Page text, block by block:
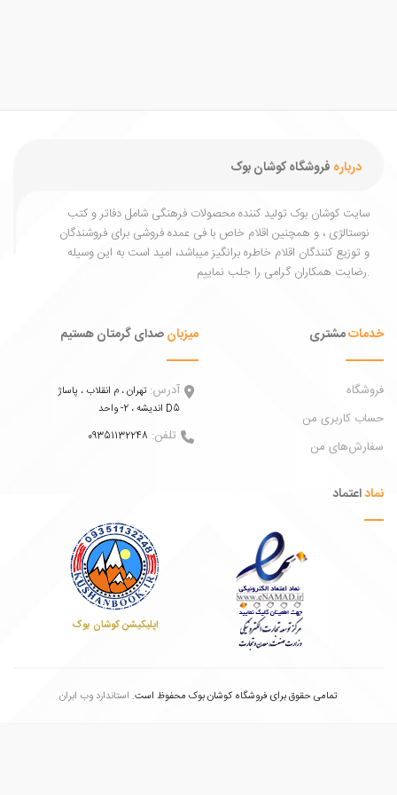
فروشگاه کوشان بوک
کوشان بوک تولید کننده محصولات فرهنگی شامل دفاتر و کتب
، و همچنین اقلام خاص با فی عمده فروشی برای فروشندگان
کنندگان اقلام خاطره برانگیز میباشد، امید است به این وسیله
مشتری
کاربری من
من
صدای گرمتان هستیم
آدرس:تهران ، م انقلاب ، پاساژ
تلفن:09351132248
اپلیکیشن کوشان بوک
تمامی حقوق برای فروشگاه کوشان بوک محفوظ است.استاندارد وب ابران